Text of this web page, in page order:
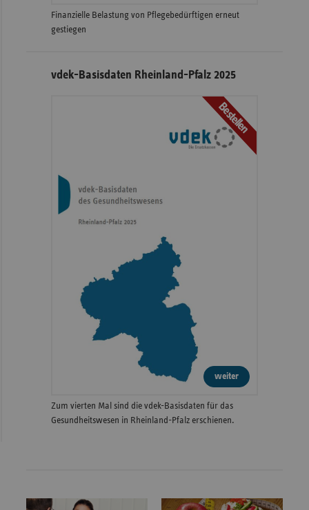
Finanzielle Belastung von Pflegebedürftigen erneut
gestiegen
vdek-Basisdaten Rheinland-Pfalz 2025
Bestellen
weiter
Zum vierten Mal sind die vdek-Basisdaten für das
Gesundheitswesen in Rheinland-Pfalz erschienen.